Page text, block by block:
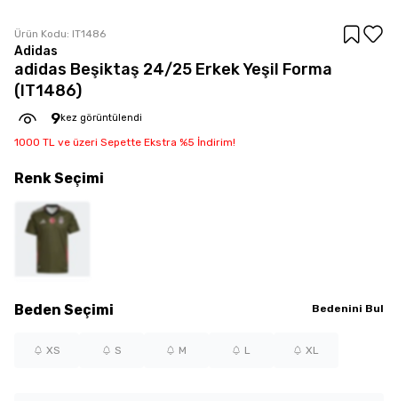
Ürün Kodu: IT1486
Adidas
adidas Beşiktaş 24/25 Erkek Yeşil Forma
(IT1486)
9kez görüntülendi
1000 TL ve üzeri Sepette Ekstra %5 İndirim!
Beden Seçimi Bedenini Bul
XS S M L XL
RenkSeçimi